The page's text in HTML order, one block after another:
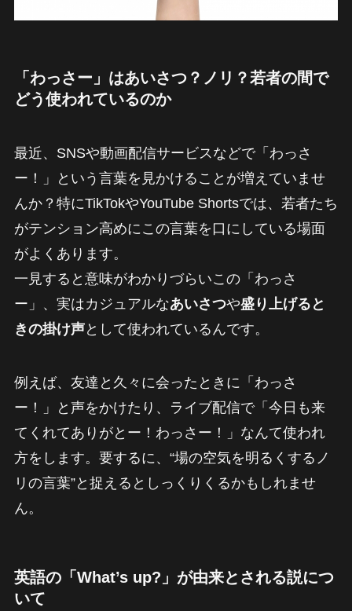
「わっさー」はあいさつ？ノリ？若者の間で
どう使われているのか
最近、SNSや動画配信サービスなどで「わっさ
ー！」という言葉を見かけることが増えていませ
んか？特にTikTokやYouTube Shortsでは、若者たち
がテンション高めにこの言葉を口にしている場面
がよくあります。
一見すると意味がわかりづらいこの「わっさ
ー」、実はカジュアルなあいさつや盛り上げると
きの掛け声として使われているんです。
例えば、友達と久々に会ったときに「わっさ
ー！」と声をかけたり、ライブ配信で「今日も来
てくれてありがとー！わっさー！」なんて使われ
方をします。要するに、“場の空気を明るくするノ
リの言葉”と捉えるとしっくりくるかもしれませ
ん。
英語の「What’s up?」が由来とされる説につ
いて